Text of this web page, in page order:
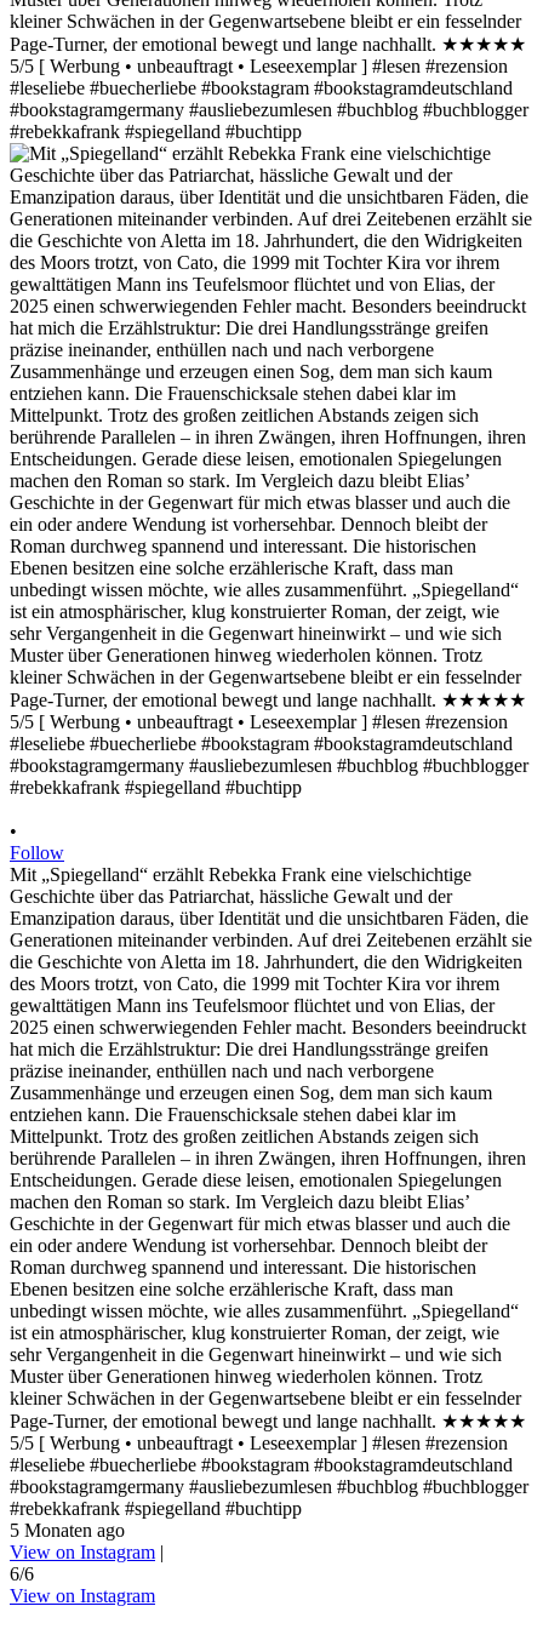
•
Follow
Mit „Spiegelland“ erzählt Rebekka Frank eine vielschichtige
Geschichte über das Patriarchat, hässliche Gewalt und der
Emanzipation daraus, über Identität und die unsichtbaren Fäden, die
Generationen miteinander verbinden. Auf drei Zeitebenen erzählt sie
die Geschichte von Aletta im 18. Jahrhundert, die den Widrigkeiten
des Moors trotzt, von Cato, die 1999 mit Tochter Kira vor ihrem
gewalttätigen Mann ins Teufelsmoor flüchtet und von Elias, der
2025 einen schwerwiegenden Fehler macht. Besonders beeindruckt
hat mich die Erzählstruktur: Die drei Handlungsstränge greifen
präzise ineinander, enthüllen nach und nach verborgene
Zusammenhänge und erzeugen einen Sog, dem man sich kaum
entziehen kann. Die Frauenschicksale stehen dabei klar im
Mittelpunkt. Trotz des großen zeitlichen Abstands zeigen sich
berührende Parallelen – in ihren Zwängen, ihren Hoffnungen, ihren
Entscheidungen. Gerade diese leisen, emotionalen Spiegelungen
machen den Roman so stark. Im Vergleich dazu bleibt Elias’
Geschichte in der Gegenwart für mich etwas blasser und auch die
ein oder andere Wendung ist vorhersehbar. Dennoch bleibt der
Roman durchweg spannend und interessant. Die historischen
Ebenen besitzen eine solche erzählerische Kraft, dass man
unbedingt wissen möchte, wie alles zusammenführt. „Spiegelland“
ist ein atmosphärischer, klug konstruierter Roman, der zeigt, wie
sehr Vergangenheit in die Gegenwart hineinwirkt – und wie sich
Muster über Generationen hinweg wiederholen können. Trotz
kleiner Schwächen in der Gegenwartsebene bleibt er ein fesselnder
Page-Turner, der emotional bewegt und lange nachhallt. ★★★★★
5/5 [ Werbung • unbeauftragt • Leseexemplar ] #lesen #rezension
#leseliebe #buecherliebe #bookstagram #bookstagramdeutschland
#bookstagramgermany #ausliebezumlesen #buchblog #buchblogger
#rebekkafrank #spiegelland #buchtipp
5 Monaten ago
View on Instagram |
6/6
View on Instagram